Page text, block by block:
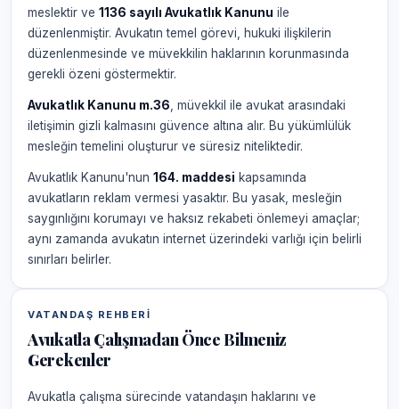
meslektir ve 1136 sayılı Avukatlık Kanunu ile
düzenlenmiştir. Avukatın temel görevi, hukuki ilişkilerin
düzenlenmesinde ve müvekkilin haklarının korunmasında
gerekli özeni göstermektir.
Avukatlık Kanunu m.36 , müvekkil ile avukat arasındaki
iletişimin gizli kalmasını güvence altına alır. Bu yükümlülük
mesleğin temelini oluşturur ve süresiz niteliktedir.
Avukatlık Kanunu'nun 164. maddesi kapsamında
avukatların reklam vermesi yasaktır. Bu yasak, mesleğin
saygınlığını korumayı ve haksız rekabeti önlemeyi amaçlar;
aynı zamanda avukatın internet üzerindeki varlığı için belirli
sınırları belirler.
VATANDAŞ REHBERI
Avukatla Çalışmadan Önce Bilmeniz
Gerekenler
Avukatla çalışma sürecinde vatandaşın haklarını ve